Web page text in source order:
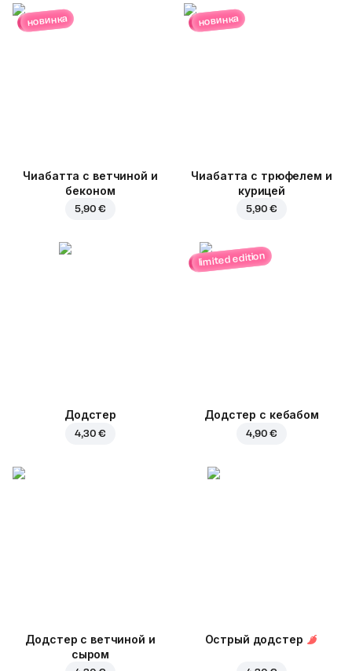
новинка
Чиабатта с ветчиной и
беконом
5,90 €
новинка
Чиабатта с трюфелем и
курицей
5,90 €
Додстер
4,30 €
limited edition
Додстер с кебабом
4,90 €
Додстер с ветчиной и
сыром
Острый додстер